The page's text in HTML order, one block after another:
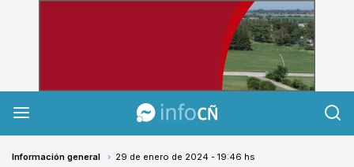
InfoCañuelas
Información general 29 de enero de 2024 - 19:46 hs